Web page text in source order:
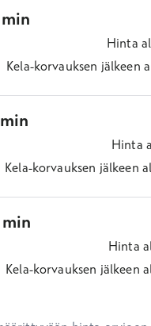
Hinta
Kela-korvauksen jälkeen
Hinta
Kela-korvauksen jälkeen
Hinta
Kela-korvauksen jälkeen